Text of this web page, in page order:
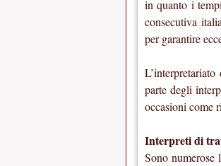
in quanto i
consecutiva
per garantire
parte degli
occasioni come
Interpreti di
Sono numerose